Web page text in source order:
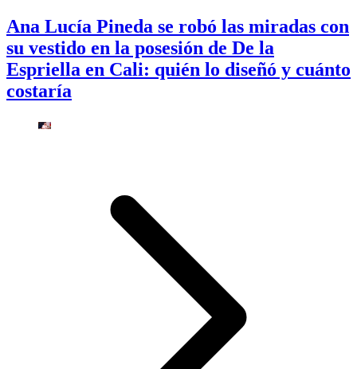
Ana Lucía Pineda se robó las miradas con
su vestido en la posesión de De la
Espriella en Cali: quién lo diseñó y cuánto
costaría